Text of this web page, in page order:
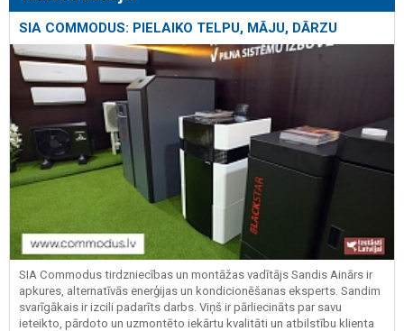
SIA COMMODUS: PIELAIKO TELPU, MĀJU, DĀRZU
SIA Commodus tirdzniecības un montāžas vadītājs Sandis Ainārs ir
apkures, alternatīvās enerģijas un kondicionēšanas eksperts. Sandim
svarīgākais ir izcili padarīts darbs. Viņš ir pārliecināts par savu
ieteikto, pārdoto un uzmontēto iekārtu kvalitāti un atbilstību klienta